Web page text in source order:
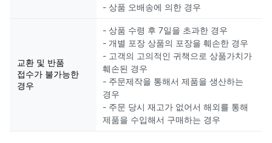
- 상품 오배송에 의한 경우
교환 및 반품
접수가 불가능한
경우
- 상품 수령 후 7일을 초과한 경우
- 개별 포장 상품의 포장을 훼손한 경우
- 고객의 고의적인 귀책으로 상품가치가
훼손된 경우
- 주문제작을 통해서 제품을 생산하는
경우
- 주문 당시 재고가 없어서 해외를 통해
제품을 수입해서 구매하는 경우